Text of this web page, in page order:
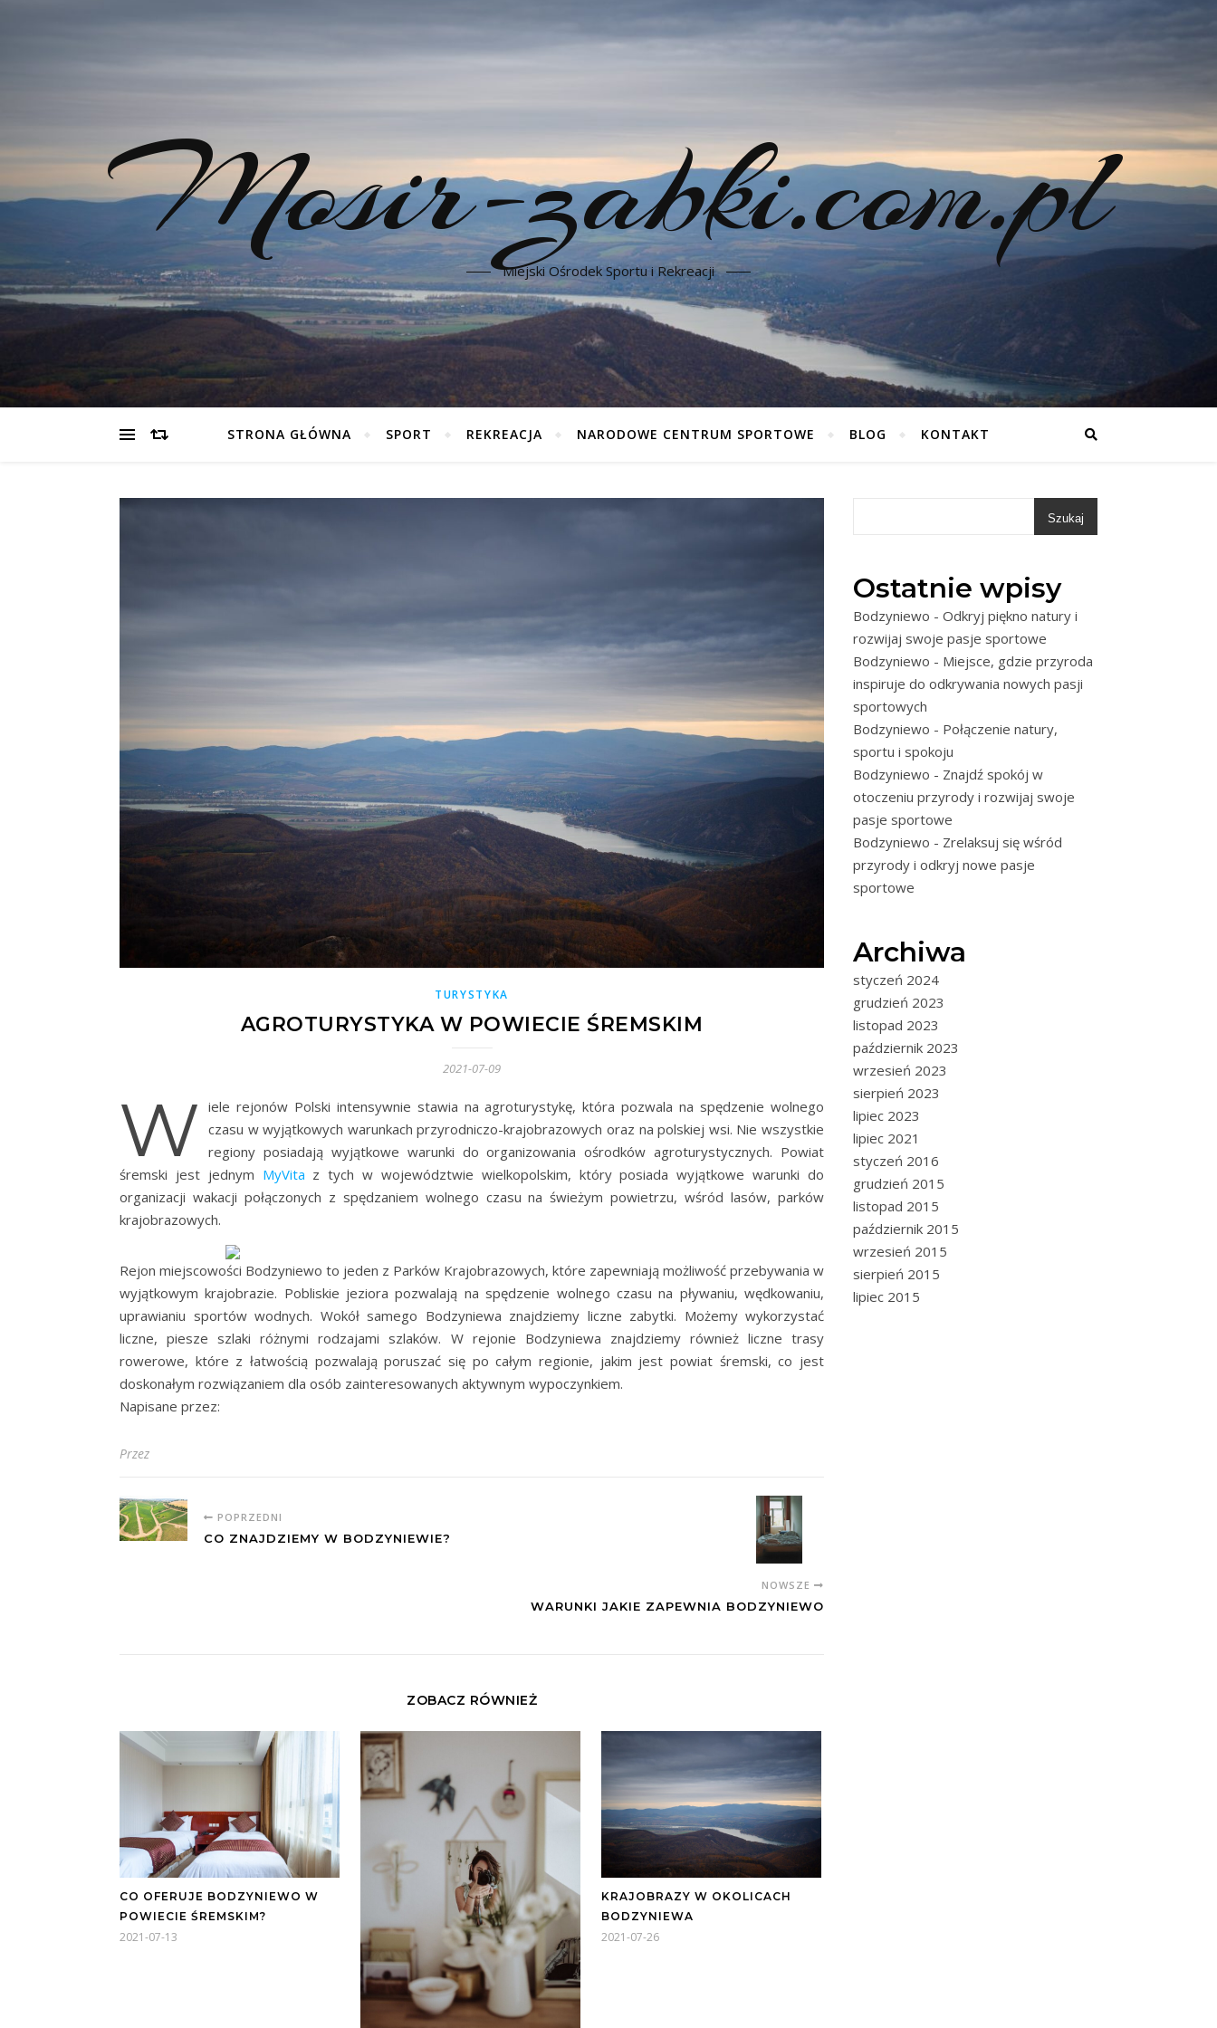
Mosir-zabki.com.pl
Miejski Ośrodek Sportu i Rekreacji
STRONA GŁÓWNA SPORT REKREACJA NARODOWE CENTRUM SPORTOWE BLOG KONTAKT
TURYSTYKA
AGROTURYSTYKA W POWIECIE ŚREMSKIM
2021-07-09
W iele rejonów Polski intensywnie stawia na agroturystykę, która pozwala na spędzenie wolnego
czasu w wyjątkowych warunkach przyrodniczo-krajobrazowych oraz na polskiej wsi. Nie wszystkie
regiony posiadają wyjątkowe warunki do organizowania ośrodków agroturystycznych. Powiat
śremski jest jednym MyVita z tych w województwie wielkopolskim, który posiada wyjątkowe warunki do
organizacji wakacji połączonych z spędzaniem wolnego czasu na świeżym powietrzu, wśród lasów, parków
krajobrazowych.
Rejon miejscowości Bodzyniewo to jeden z Parków Krajobrazowych, które zapewniają możliwość przebywania w
wyjątkowym krajobrazie. Pobliskie jeziora pozwalają na spędzenie wolnego czasu na pływaniu, wędkowaniu,
uprawianiu sportów wodnych. Wokół samego Bodzyniewa znajdziemy liczne zabytki. Możemy wykorzystać
liczne, piesze szlaki różnymi rodzajami szlaków. W rejonie Bodzyniewa znajdziemy również liczne trasy
rowerowe, które z łatwością pozwalają poruszać się po całym regionie, jakim jest powiat śremski, co jest
doskonałym rozwiązaniem dla osób zainteresowanych aktywnym wypoczynkiem.
Napisane przez:
Przez
POPRZEDNI
CO ZNAJDZIEMY W BODZYNIEWIE?
NOWSZE
WARUNKI JAKIE ZAPEWNIA BODZYNIEWO
ZOBACZ RÓWNIEŻ
CO OFERUJE BODZYNIEWO W
POWIECIE ŚREMSKIM?
2021-07-13
KRAJOBRAZY W OKOLICACH
BODZYNIEWA
2021-07-26
Szukaj
Ostatnie wpisy
Bodzyniewo - Odkryj piękno natury i
rozwijaj swoje pasje sportowe
Bodzyniewo - Miejsce, gdzie przyroda
inspiruje do odkrywania nowych pasji
sportowych
Bodzyniewo - Połączenie natury,
sportu i spokoju
Bodzyniewo - Znajdź spokój w
otoczeniu przyrody i rozwijaj swoje
pasje sportowe
Bodzyniewo - Zrelaksuj się wśród
przyrody i odkryj nowe pasje
sportowe
Archiwa
styczeń 2024
grudzień 2023
listopad 2023
październik 2023
wrzesień 2023
sierpień 2023
lipiec 2023
lipiec 2021
styczeń 2016
grudzień 2015
listopad 2015
październik 2015
wrzesień 2015
sierpień 2015
lipiec 2015